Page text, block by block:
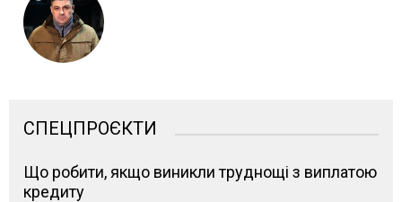
СПЕЦПРОЄКТИ
Що робити, якщо виникли труднощі з виплатою
кредиту